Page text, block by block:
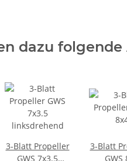
dazu folgende
3-Blatt Propeller
GWS 7x3.5
3-Blatt
GWS